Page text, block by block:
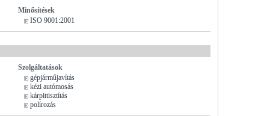
Minősítések
ISO 9001:2001
Szolgáltatások
gépjárműjavítás
kézi autómosás
kárpittisztítás
polírozás